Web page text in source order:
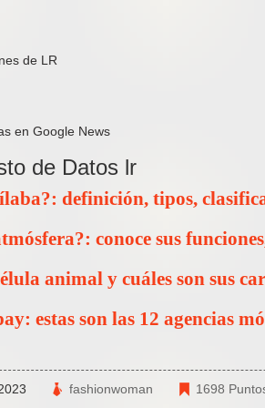
de LR
en Google News
de Datos lr
definición, tipos,
conoce sus
animal y cuáles son sus
estas son las 12 agencias
fashionwoman 1698